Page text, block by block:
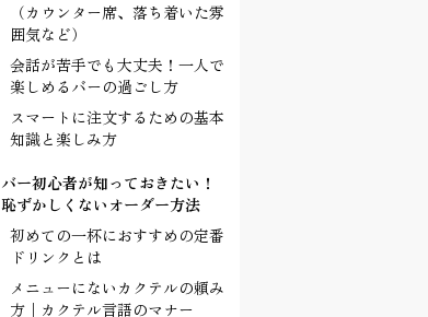
（カウンター席、落ち着いた雰
囲気など）
会話が苦手でも大丈夫！一人で
楽しめるバーの過ごし方
スマートに注文するための基本
知識と楽しみ方
バー初心者が知っておきたい！
恥ずかしくないオーダー方法
初めての一杯におすすめの定番
ドリンクとは
メニューにないカクテルの頼み
方｜カクテル言語のマナー